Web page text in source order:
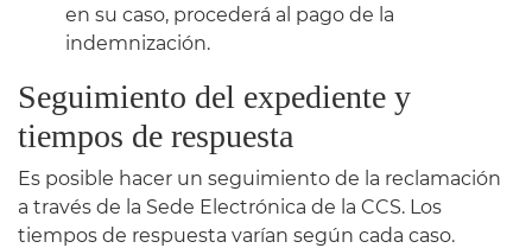
en su caso, procederá al pago de la
indemnización.​
Seguimiento del expediente y
tiempos de respuesta
Es posible hacer un seguimiento de la reclamación
a través de la Sede Electrónica de la CCS. Los
tiempos de respuesta varían según cada caso.